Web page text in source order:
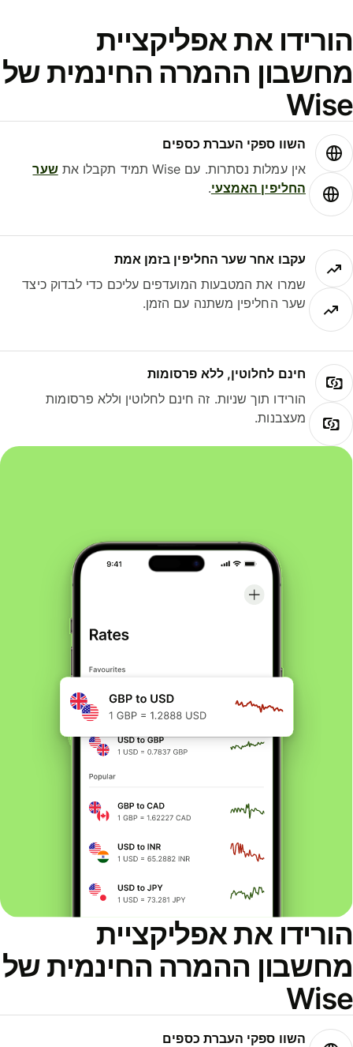
את אפליקציית
ההמרה החינמית של
השוו ספקי העברת כספים
אין עמלות נסתרות. עם Wise תמיד תקבלו את
שער
החליפין האמצעי.
עקבו אחר שער החליפין בזמן אמת
שמרו את המטבעות המועדפים עליכם כדי לבדוק כיצד
שער החליפין משתנה עם הזמן.
חינם לחלוטין, ללא פרסומות
הורידו תוך שניות. זה חינם לחלוטין וללא פרסומות
מעצבנות.
את אפליקציית
ההמרה החינמית של
השוו ספקי העברת כספים